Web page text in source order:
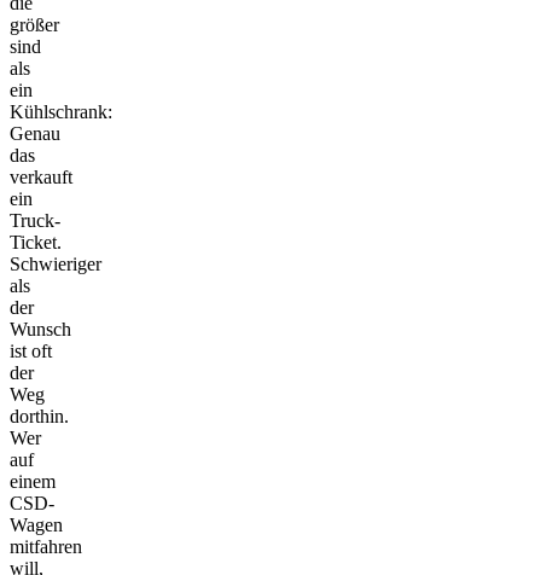
größer
sind
als
ein
Kühlschrank:
Genau
das
verkauft
ein
Truck-
Ticket.
Schwieriger
als
der
Wunsch
ist oft
der
Weg
dorthin.
Wer
auf
einem
CSD-
Wagen
mitfahren
will,